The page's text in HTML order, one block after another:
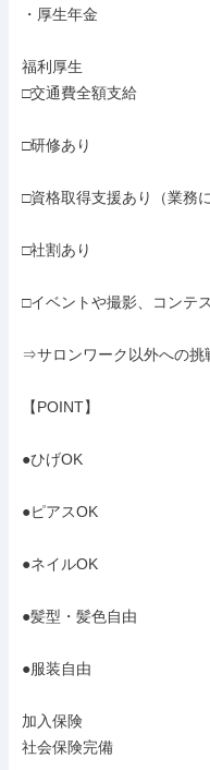
・厚生年金
福利厚生
□交通費全額支給
□研修あり
□資格取得支援あり（業務
□社割あり
□イベントや撮影、コンテ
⇒サロンワーク以外への挑
【POINT】
●ひげOK
●ピアスOK
●ネイルOK
●髪型・髪色自由
●服装自由
加入保険
社会保険完備